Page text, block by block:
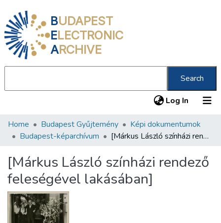
BUDAPEST
ELECTRONIC
ARCHIVE
Search
Log In (current)
Communities & Collections
Statistics
About us
Home Budapest Gyűjtemény
Képi dokumentumok
Budapest-képarchívum
[Márkus László színházi rendező feleségével lakásában]
[Márkus László színházi rendező
feleségével lakásában]